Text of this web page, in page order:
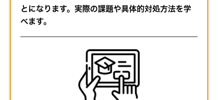
とになります。実際の課題や具体的対処方法を学
べます。